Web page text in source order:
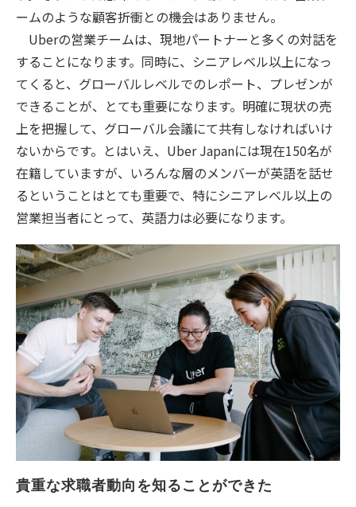
ームのような顧客折衝との機会はありません。
Uberの営業チームは、現地パートナーと多くの対話を
することになります。同時に、シニアレベル以上になっ
てくると、グローバルレベルでのレポート、プレゼンが
できることが、とても重要になります。明確に現状の売
上を把握して、グローバル会議にて共有しなければいけ
ないからです。とはいえ、Uber Japanには現在150名が
在籍していますが、いろんな層のメンバーが英語を話せ
るということはとても重要で、特にシニアレベル以上の
営業担当者にとって、英語力は必要になります。
貴重な求職者動向を知ることができた